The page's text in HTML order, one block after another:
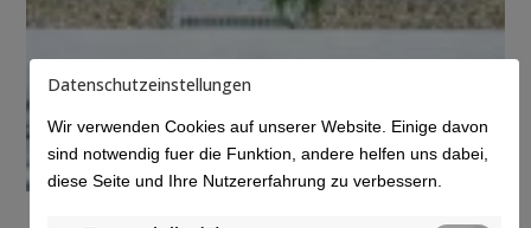
Datenschutzeinstellungen
Wir verwenden Cookies auf unserer Website. Einige davon
sind notwendig fuer die Funktion, andere helfen uns dabei,
diese Seite und Ihre Nutzererfahrung zu verbessern.